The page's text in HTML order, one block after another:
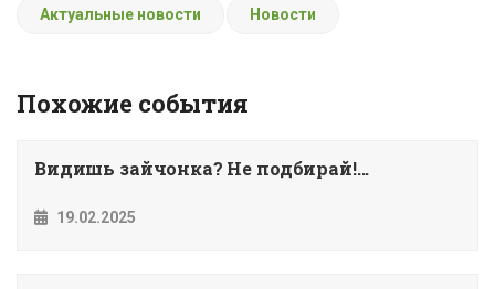
Актуальные новости Новости
Похожие события
Видишь зайчонка? Не подбирай!...
19.02.2025